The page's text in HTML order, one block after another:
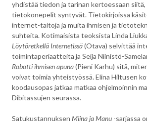
yhdistää tiedon ja tarinan kertoessaan siitä,
tietokonepelit syntyvät. Tietokirjoissa
internet-taitoja ja muita ihmisen ja
suhteita. Kotimaisista teoksista Linda
Löytöretkellä Internetissä(Otava) selvittää
toimintaperiaatteita ja Seija Niinistö-
Robotti ihmisen apuna(Pieni Karhu) sitä,
voivat toimia yhteistyössä. Elina Hiltusen
koodausopas jatkaa matkaa ohjelmoinnin
Dibitassujen seurassa.
Satukustannuksen Miina ja Manu -sarjassa